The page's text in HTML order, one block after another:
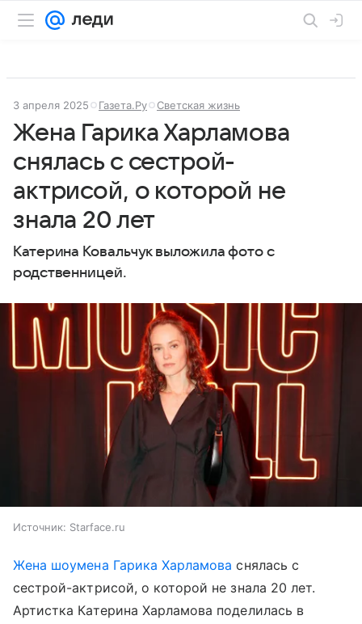
3 апреля 2025 Газета.Ру Светская жизнь
Жена Гарика Харламова
снялась с сестрой-
актрисой, о которой не
знала 20 лет
Катерина Ковальчук выложила фото с
родственницей.
Источник: Starface.ru
Жена шоумена Гарика Харламова снялась с
сестрой-актрисой, о которой не знала 20 лет.
Артистка Катерина Харламова поделилась в